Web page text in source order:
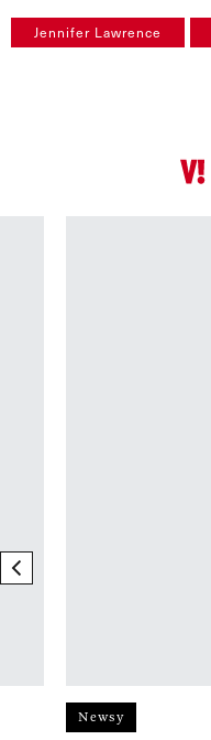
Jennifer Lawrence
previous element
Newsy